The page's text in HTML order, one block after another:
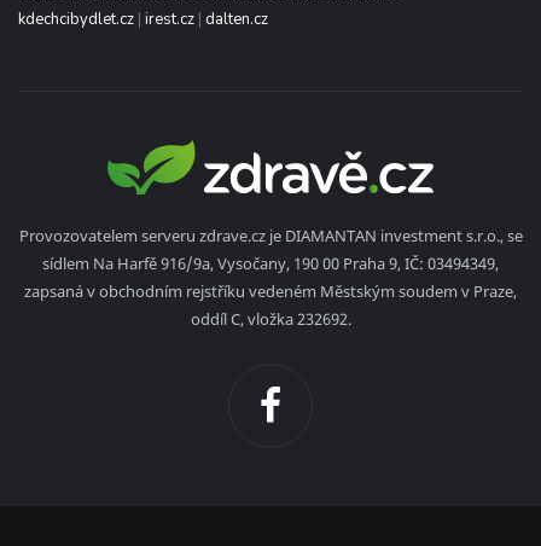
kdechcibydlet.cz | irest.cz | dalten.cz
Provozovatelem serveru zdrave.cz je DIAMANTAN investment s.r.o., se
sídlem Na Harfě 916/9a, Vysočany, 190 00 Praha 9, IČ: 03494349,
zapsaná v obchodním rejstříku vedeném Městským soudem v Praze,
oddíl C, vložka 232692.